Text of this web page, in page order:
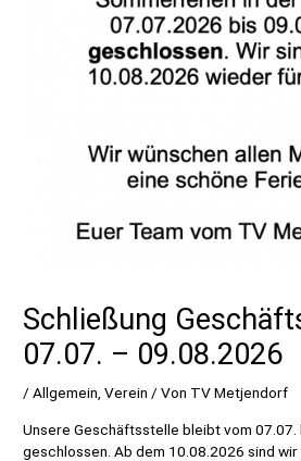
Schließung
07.07. – 09.08.2026
/Allgemein,Verein / Von TV Metjendorf
Unsere Geschäftsstelle bleibt vom 07.07.
geschlossen. Ab dem 10.08.2026 sind wir